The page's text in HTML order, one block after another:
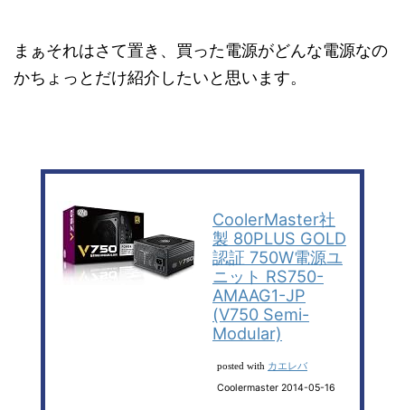
まぁそれはさて置き、買った電源がどんな電源なの
かちょっとだけ紹介したいと思います。
CoolerMaster社
製 80PLUS GOLD
認証 750W電源ユ
ニット RS750-
AMAAG1-JP
(V750 Semi-
Modular)
posted with カエレバ
Coolermaster 2014-05-16